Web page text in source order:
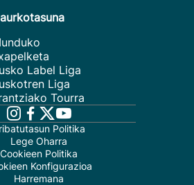
Label Liga
Liga
Tourra
Politika
Lege Oharra
Cookieen Politika
Konfigurazioa
Harremana